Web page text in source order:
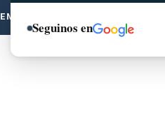
EMPRENDE VERDE
Seguinos en